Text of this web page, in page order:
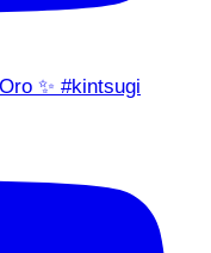
✨ #kintsugi